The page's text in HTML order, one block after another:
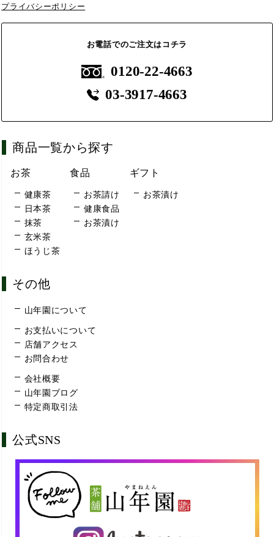
プライバシーポリシー
お電話でのご注文はコチラ
0120-22-4663
03-3917-4663
商品一覧から探す
お茶
健康茶
日本茶
抹茶
玄米茶
ほうじ茶
食品
お茶請け
健康食品
お茶漬け
ギフト
お茶漬け
その他
山年園について
お支払いについて
店舗アクセス
お問合わせ
会社概要
山年園ブログ
特定商取引法
公式SNS